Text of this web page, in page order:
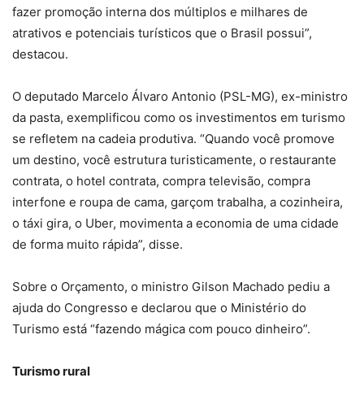
fazer promoção interna dos múltiplos e milhares de
atrativos e potenciais turísticos que o Brasil possui”,
destacou.
O deputado Marcelo Álvaro Antonio (PSL-MG), ex-ministro
da pasta, exemplificou como os investimentos em turismo
se refletem na cadeia produtiva. “Quando você promove
um destino, você estrutura turisticamente, o restaurante
contrata, o hotel contrata, compra televisão, compra
interfone e roupa de cama, garçom trabalha, a cozinheira,
o táxi gira, o Uber, movimenta a economia de uma cidade
de forma muito rápida”, disse.
Sobre o Orçamento, o ministro Gilson Machado pediu a
ajuda do Congresso e declarou que o Ministério do
Turismo está “fazendo mágica com pouco dinheiro”.
Turismo rural